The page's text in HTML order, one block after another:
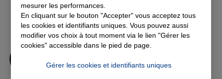
mesurer les performances.
En cliquant sur le bouton "Accepter" vous acceptez tous
les cookies et identifiants uniques. Vous pouvez aussi
modifier vos choix à tout moment via le lien "Gérer les
cookies" accessible dans le pied de page.
Gérer les cookies et identifiants uniques